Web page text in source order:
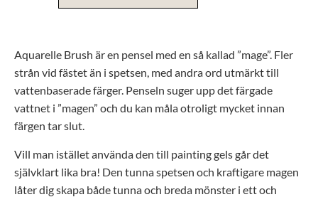
Aquarelle Brush är en pensel med en så kallad ”mage”. Fler
strån vid fästet än i spetsen, med andra ord utmärkt till
vattenbaserade färger. Penseln suger upp det färgade
vattnet i ”magen” och du kan måla otroligt mycket innan
färgen tar slut.
Vill man istället använda den till painting gels går det
självklart lika bra! Den tunna spetsen och kraftigare magen
låter dig skapa både tunna och breda mönster i ett och